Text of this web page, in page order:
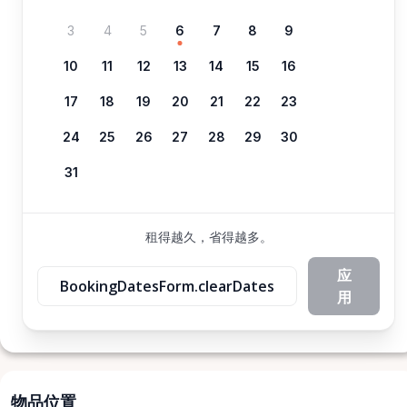
3 4 5 6 7 8 9
10 11 12 13 14 15 16
17 18 19 20 21 22 23
24 25 26 27 28 29 30
31
租得越久，省得越多。
BookingDatesForm.clearDates
应
用
物品位置